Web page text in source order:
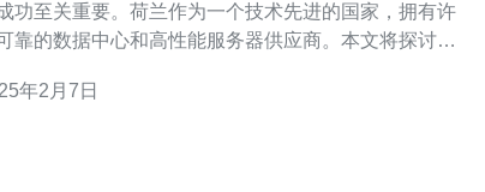
功至关重要。荷兰作为一个技术先进的国家，拥有许
靠的数据中心和高性能服务器供应商。本文将探讨为
据中心和高性能服务器。 荷兰拥有一流的数据中
年2月7日